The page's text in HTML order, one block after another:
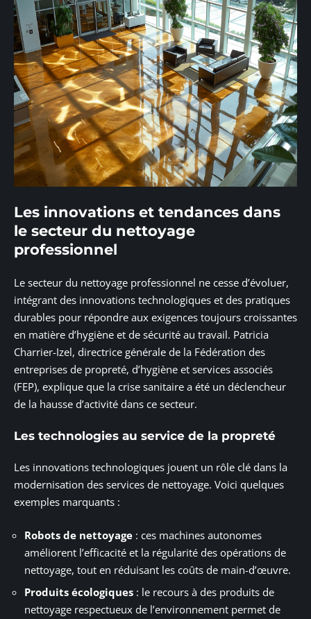
Les innovations et tendances dans
le secteur du nettoyage
professionnel
Le secteur du nettoyage professionnel ne cesse d’évoluer,
intégrant des innovations technologiques et des pratiques
durables pour répondre aux exigences toujours croissantes
en matière d’hygiène et de sécurité au travail. Patricia
Charrier-Izel, directrice générale de la Fédération des
entreprises de propreté, d’hygiène et services associés
(FEP), explique que la crise sanitaire a été un déclencheur
de la hausse d’activité dans ce secteur.
Les technologies au service de la propreté
Les innovations technologiques jouent un rôle clé dans la
modernisation des services de nettoyage. Voici quelques
exemples marquants :
Robots de nettoyage : ces machines autonomes
améliorent l’efficacité et la régularité des opérations de
nettoyage, tout en réduisant les coûts de main-d’œuvre.
Produits écologiques : le recours à des produits de
nettoyage respectueux de l’environnement permet de